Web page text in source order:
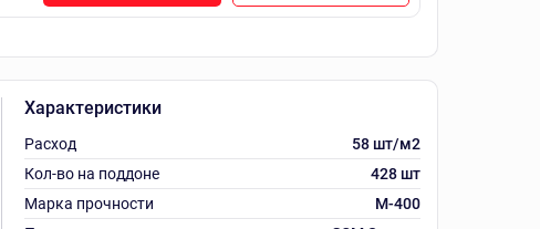
Характеристики
Расход
58 шт/м2
Кол-во на поддоне
428 шт
Марка прочности
М-400